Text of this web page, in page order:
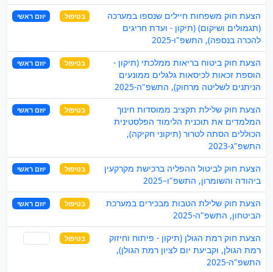
הצעת חוק משפחות חיילים שנספו במערכה
(תגמולים ושיקום) (תיקון - ועדת חריגים
להכרה בנספה), התשפ"ו-2025
בטיפול יוזם ראשי
הצעת חוק ביטוח בריאות ממלכתי (תיקון -
הוספת זכאות לכיסאות גלגלים ממונעים
הניתנים לשליטה מרחוק), התשפ"ה-2025
בטיפול יוזם ראשי
הצעת חוק שלילת תקציב ממוסדות חינוך
המלמדים את תוכנית הלימוד הפלסטינית
הכוללים הסתה לטרור (תיקוני חקיקה),
התשפ"ג-2023
בטיפול יוזם ראשי
הצעת חוק לביטול ההפליה ברכישת מקרקעין
ביהודה והשומרון, התשפ"ו–2025
בטיפול יוזם ראשי
הצעת חוק שלילת הטבות מבכירים במערכת
הביטחון, התשפ"ה-2025
בטיפול יוזם ראשי
הצעת חוק רמת הגולן (תיקון - פיתוח וחיזוק
רמת הגולן, וקביעת יום לציון רמת הגולן),
התשפ"ה-2025
בטיפול